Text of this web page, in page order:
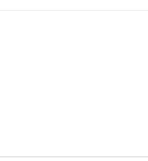
로 위축된 모양새…
인 31일 오전 4시께 군 당
2대2 대결 구도로 정리됐다.